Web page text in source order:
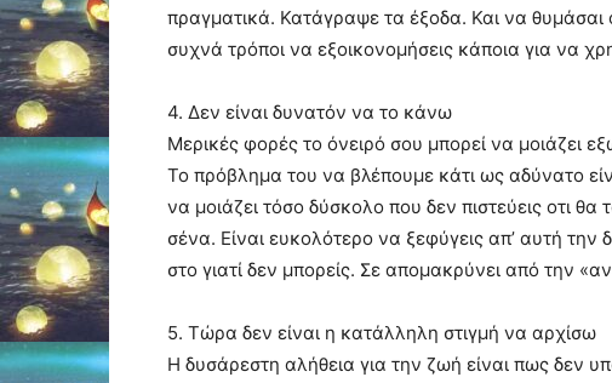
πραγματικά. Κατάγραψε τα έξοδα. Και να θυμάσαι
συχνά τρόποι να εξοικονομήσεις κάποια για να
4. Δεν είναι δυνατόν να το κάνω
Μερικές φορές το όνειρό σου μπορεί να μοιάζει
Το πρόβλημα του να βλέπουμε κάτι ως αδύνατο
να μοιάζει τόσο δύσκολο που δεν πιστεύεις οτι θα
σένα. Είναι ευκολότερο να ξεφύγεις απ’ αυτή την
στο γιατί δεν μπορείς. Σε απομακρύνει από την
5. Τώρα δεν είναι η κατάλληλη στιγμή να αρχίσω
Η δυσάρεστη αλήθεια για την ζωή είναι πως δεν